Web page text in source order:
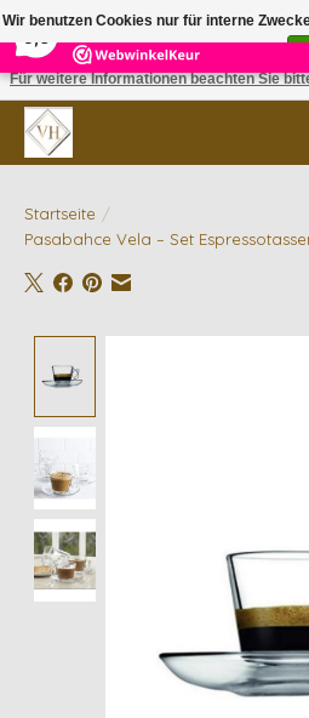
5 Reviews
✓ Gratis verzending vanaf €200 | ✓ 14
Startseite /
Pasabahce Vela – Set
Wir benutzen Cookies nur für interne
Ist das in Ordnung?
Für weitere Informationen beachten Sie